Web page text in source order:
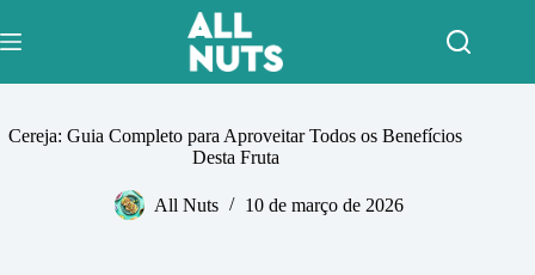
para
o
Cereja: Guia Completo para Aproveitar Todos os Benefícios
Desta Fruta
All Nuts 10 de março de 2026